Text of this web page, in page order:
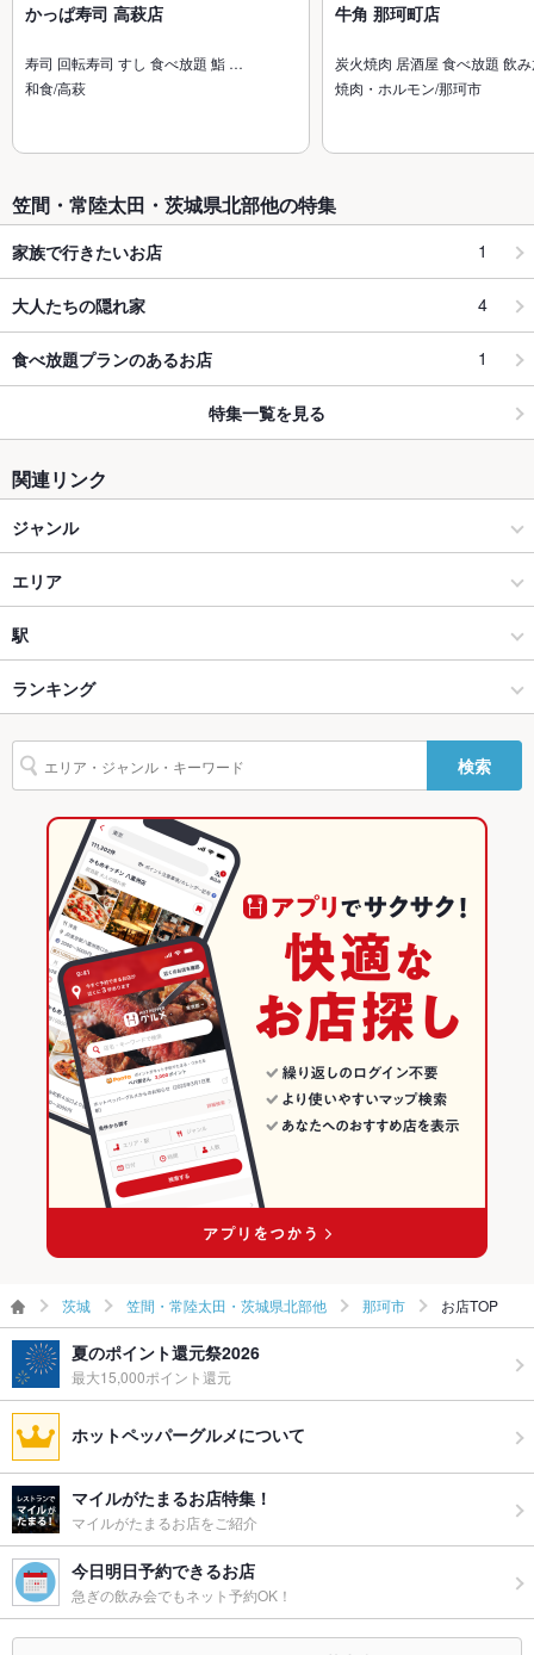
かっぱ寿司 高萩店
寿司 回転寿司 すし 食べ放題 鮨 …
和食/高萩
牛角 那珂町店
炭火焼肉 居酒屋 食べ放題 飲
焼肉・ホルモン/那珂市
笠間・常陸太田・茨城県北部他の特集
家族で行きたいお店 1
大人たちの隠れ家 4
食べ放題プランのあるお店 1
特集一覧を見る
関連リンク
ジャンル
和食
うどん・そば
笠間・常陸太田・茨城県北部他 × 和食
笠間・常陸太田・茨城県北部他 × うどん・そば
常陸鴻巣駅 × 和食
常陸鴻巣駅 × うどん・そば
バー・カクテル
バー・カクテル
笠間・常陸太田・茨城県北部他 × バー・カクテル
笠間・常陸太田・茨城県北部他 × バー・カクテル
常陸鴻巣駅 × バー・カクテル
常陸鴻巣駅 × バー・カクテル
エリア
那珂市
那珂市 × 和食
那珂市 × うどん・そば
那珂市 × バー・カクテル
那珂市 × バー・カクテル
茨城 × 和食
茨城 × うどん・そば
茨城 × バー・カクテル
茨城 × バー・カクテル
駅
常陸鴻巣駅
ランキング
茨城のグルメランキング
茨城の和食ランキング
笠間・常陸太田・茨城県北部他のグルメランキング
那珂市のグルメランキング
検索
茨城 笠間・常陸太田・茨城県北部他 那珂市 お店TOP
夏のポイント還元祭2026
最大15,000ポイント還元
ホットペッパーグルメについて
マイルがたまるお店特集！
マイルがたまるお店をご紹介
今日明日予約できるお店
急ぎの飲み会でもネット予約OK！